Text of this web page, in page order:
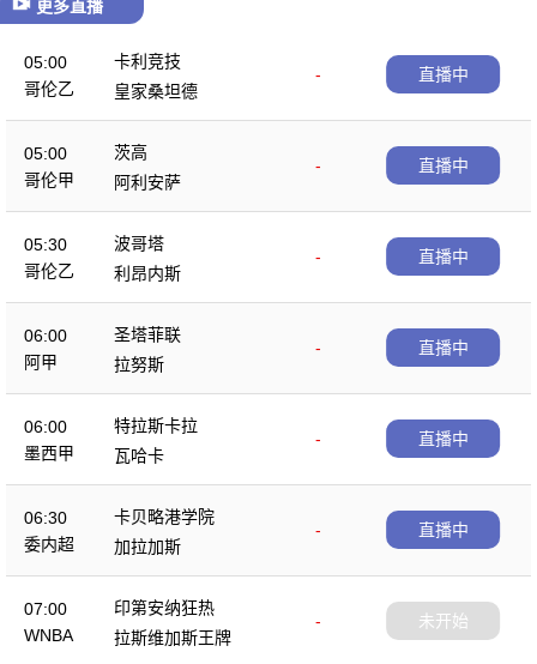
更多直播
05:00
哥伦乙
卡利竞技
-
皇家桑坦德
直播中
05:00
哥伦甲
茨高
-
阿利安萨
直播中
05:30
哥伦乙
波哥塔
-
利昂内斯
直播中
06:00
阿甲
圣塔菲联
-
拉努斯
直播中
06:00
墨西甲
特拉斯卡拉
-
瓦哈卡
直播中
06:30
委内超
卡贝略港学院
-
加拉加斯
直播中
07:00
WNBA
印第安纳狂热
-
拉斯维加斯王牌
未开始